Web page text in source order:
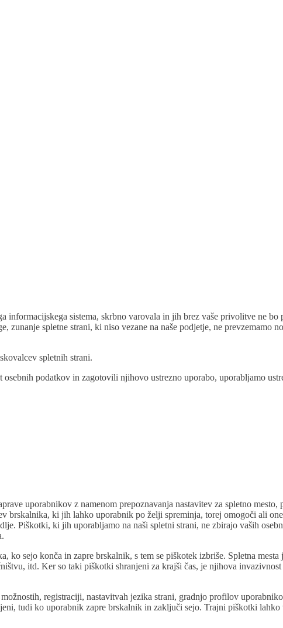
informacijskega sistema, skrbno varovala in jih brez vaše privolitve ne
spletne strani, ki niso vezane na naše podjetje, ne prevzemamo
spletnih strani.
podatkov in zagotovili njihovo ustrezno uporabo, uporabljamo
uporabnikov z namenom prepoznavanja nastavitev za spletno
ki jih lahko uporabnik po želji spreminja, torej omogoči ali
Piškotki, ki jih uporabljamo na naši spletni strani, ne zbirajo vaših
ko sejo konča in zapre brskalnik, s tem se piškotek izbriše. Spletna
itd. Ker so taki piškotki shranjeni za krajši čas, je njihova
registraciji, nastavitvah jezika strani, gradnjo profilov
tudi ko uporabnik zapre brskalnik in zaključi sejo. Trajni piškotki